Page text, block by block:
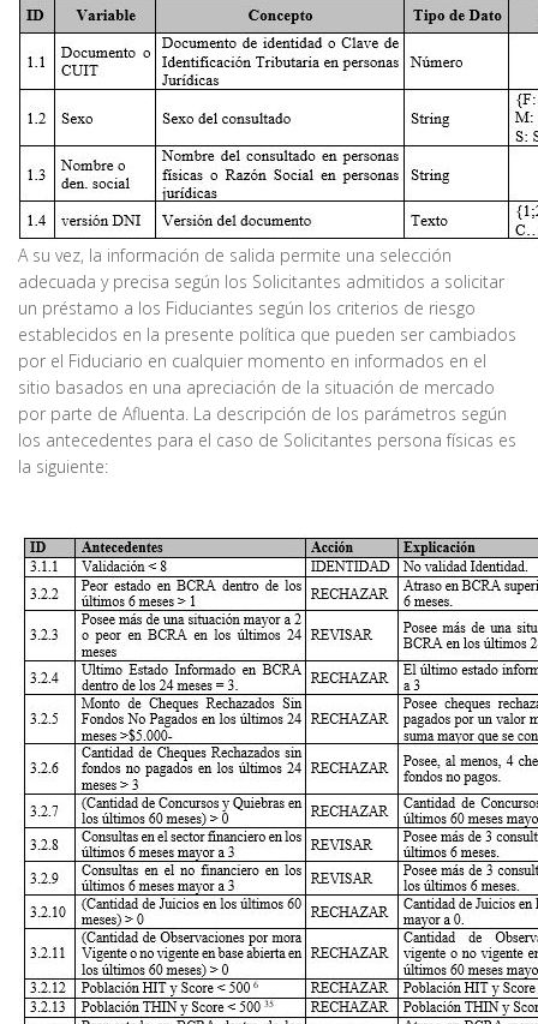
A su vez, la información de salida permite una selección
adecuada y precisa según los Solicitantes admitidos a solicitar
un préstamo a los Fiduciantes según los criterios de riesgo
establecidos en la presente política que pueden ser cambiados
por el Fiduciario en cualquier momento en informados en el
sitio basados en una apreciación de la situación de mercado
por parte de Afluenta. La descripción de los parámetros según
los antecedentes para el caso de Solicitantes persona físicas es
la siguiente: